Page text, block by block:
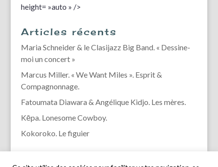
height= »auto » />
Articles récents
Maria Schneider & le Clasijazz Big Band. « Dessine-
moi un concert »
Marcus Miller. « We Want Miles ». Esprit &
Compagnonnage.
Fatoumata Diawara & Angélique Kidjo. Les mères.
Kēpa. Lonesome Cowboy.
Kokoroko. Le figuier